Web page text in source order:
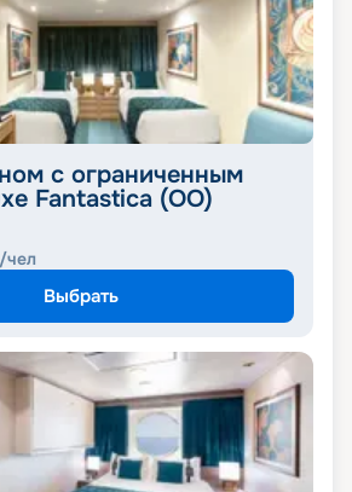
с ограниченным
Fantastica (OO)
/чел
Выбрать